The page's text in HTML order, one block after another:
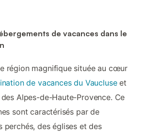
de vacances dans le
région magnifique située au cœur
de vacances du Vaucluseet
Alpes-de-Haute-Provence. Ce
sont caractérisés par de
perchés, des églises et des